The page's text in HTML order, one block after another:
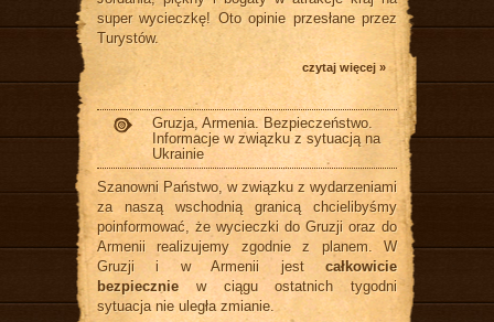
super wycieczkę! Oto opinie przesłane przez
Turystów.
czytaj więcej »
Gruzja, Armenia. Bezpieczeństwo.
Informacje w związku z sytuacją na
Ukrainie
Szanowni Państwo, w związku z wydarzeniami
za naszą wschodnią granicą chcielibyśmy
poinformować, że wycieczki do Gruzji oraz do
Armenii realizujemy zgodnie z planem. W
Gruzji i w Armenii jest całkowicie
bezpiecznie w ciągu ostatnich tygodni
sytuacja nie uległa zmianie.